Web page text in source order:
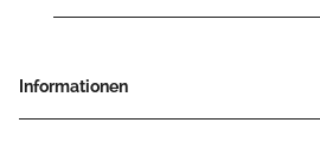
Informationen